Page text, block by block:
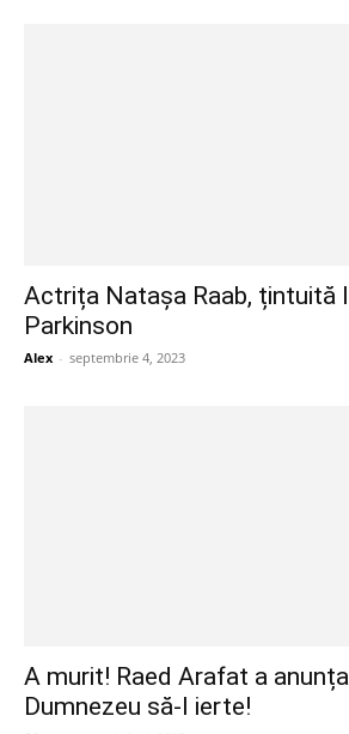
Actrița Natașa Raab, țintuită
Parkinson
Alex - septembrie 4, 2023
A murit! Raed Arafat a
Dumnezeu să-l ierte!